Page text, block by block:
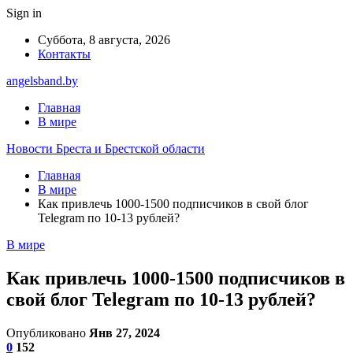
Sign in
Суббота, 8 августа, 2026
Контакты
angelsband.by
Главная
В мире
Новости Бреста и Брестской области
Главная
В мире
Как привлечь 1000-1500 подписчиков в свой блог
Telegram по 10-13 рублей?
В мире
Как привлечь 1000-1500 подписчиков в
свой блог Telegram по 10-13 рублей?
Опубликовано Янв 27, 2024
0 152